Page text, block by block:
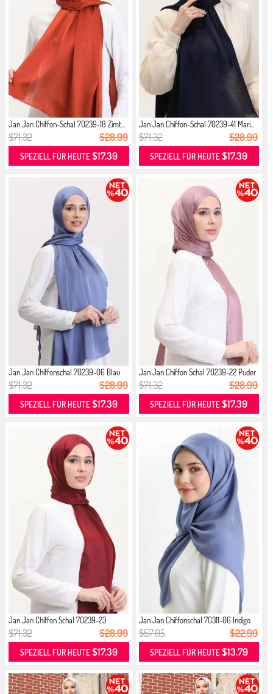
Jan Jan Chiffon-Schal 70239-18 Zimt...
$71.32 $28.99
SPEZIELL FÜR HEUTE$17.39
Jan Jan Chiffon-Schal 70239-41 Mari...
$71.32 $28.99
SPEZIELL FÜR HEUTE$17.39
Jan Jan Chiffonschal 70239-06 Blau
$71.32 $28.99
SPEZIELL FÜR HEUTE$17.39
Jan Jan Chiffon Schal 70239-22 Puder
$71.32 $28.99
SPEZIELL FÜR HEUTE$17.39
Jan Jan Chiffon Schal 70239-23
Pflaume
$71.32 $28.99
SPEZIELL FÜR HEUTE$17.39
Jan Jan Chiffonschal 70311-06 Indigo
$57.05 $22.99
SPEZIELL FÜR HEUTE$13.79